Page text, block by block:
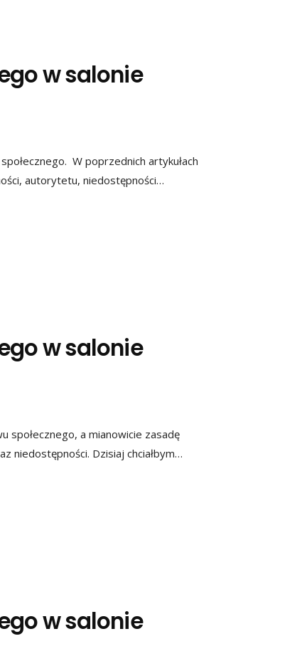
w salonie
W poprzednich artykułach
autorytetu, niedostępności…
w salonie
społecznego, a mianowicie zasadę
niedostępności. Dzisiaj chciałbym…
w salonie